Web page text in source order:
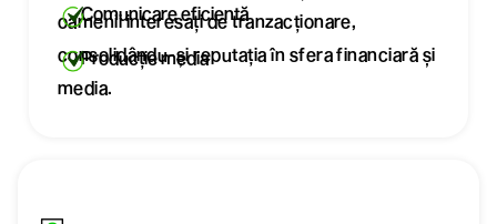
oamenii interesați de tranzacționare,
consolidându-și reputația în sfera financiară și
media.
Comunicare eficientă
Producție media